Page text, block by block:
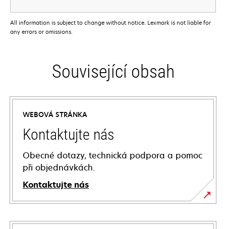
All information is subject to change without notice. Lexmark is not liable for
any errors or omissions.
Související obsah
WEBOVÁ STRÁNKA
Kontaktujte nás
Obecné dotazy, technická podpora a pomoc
při objednávkách.
Kontaktujte nás